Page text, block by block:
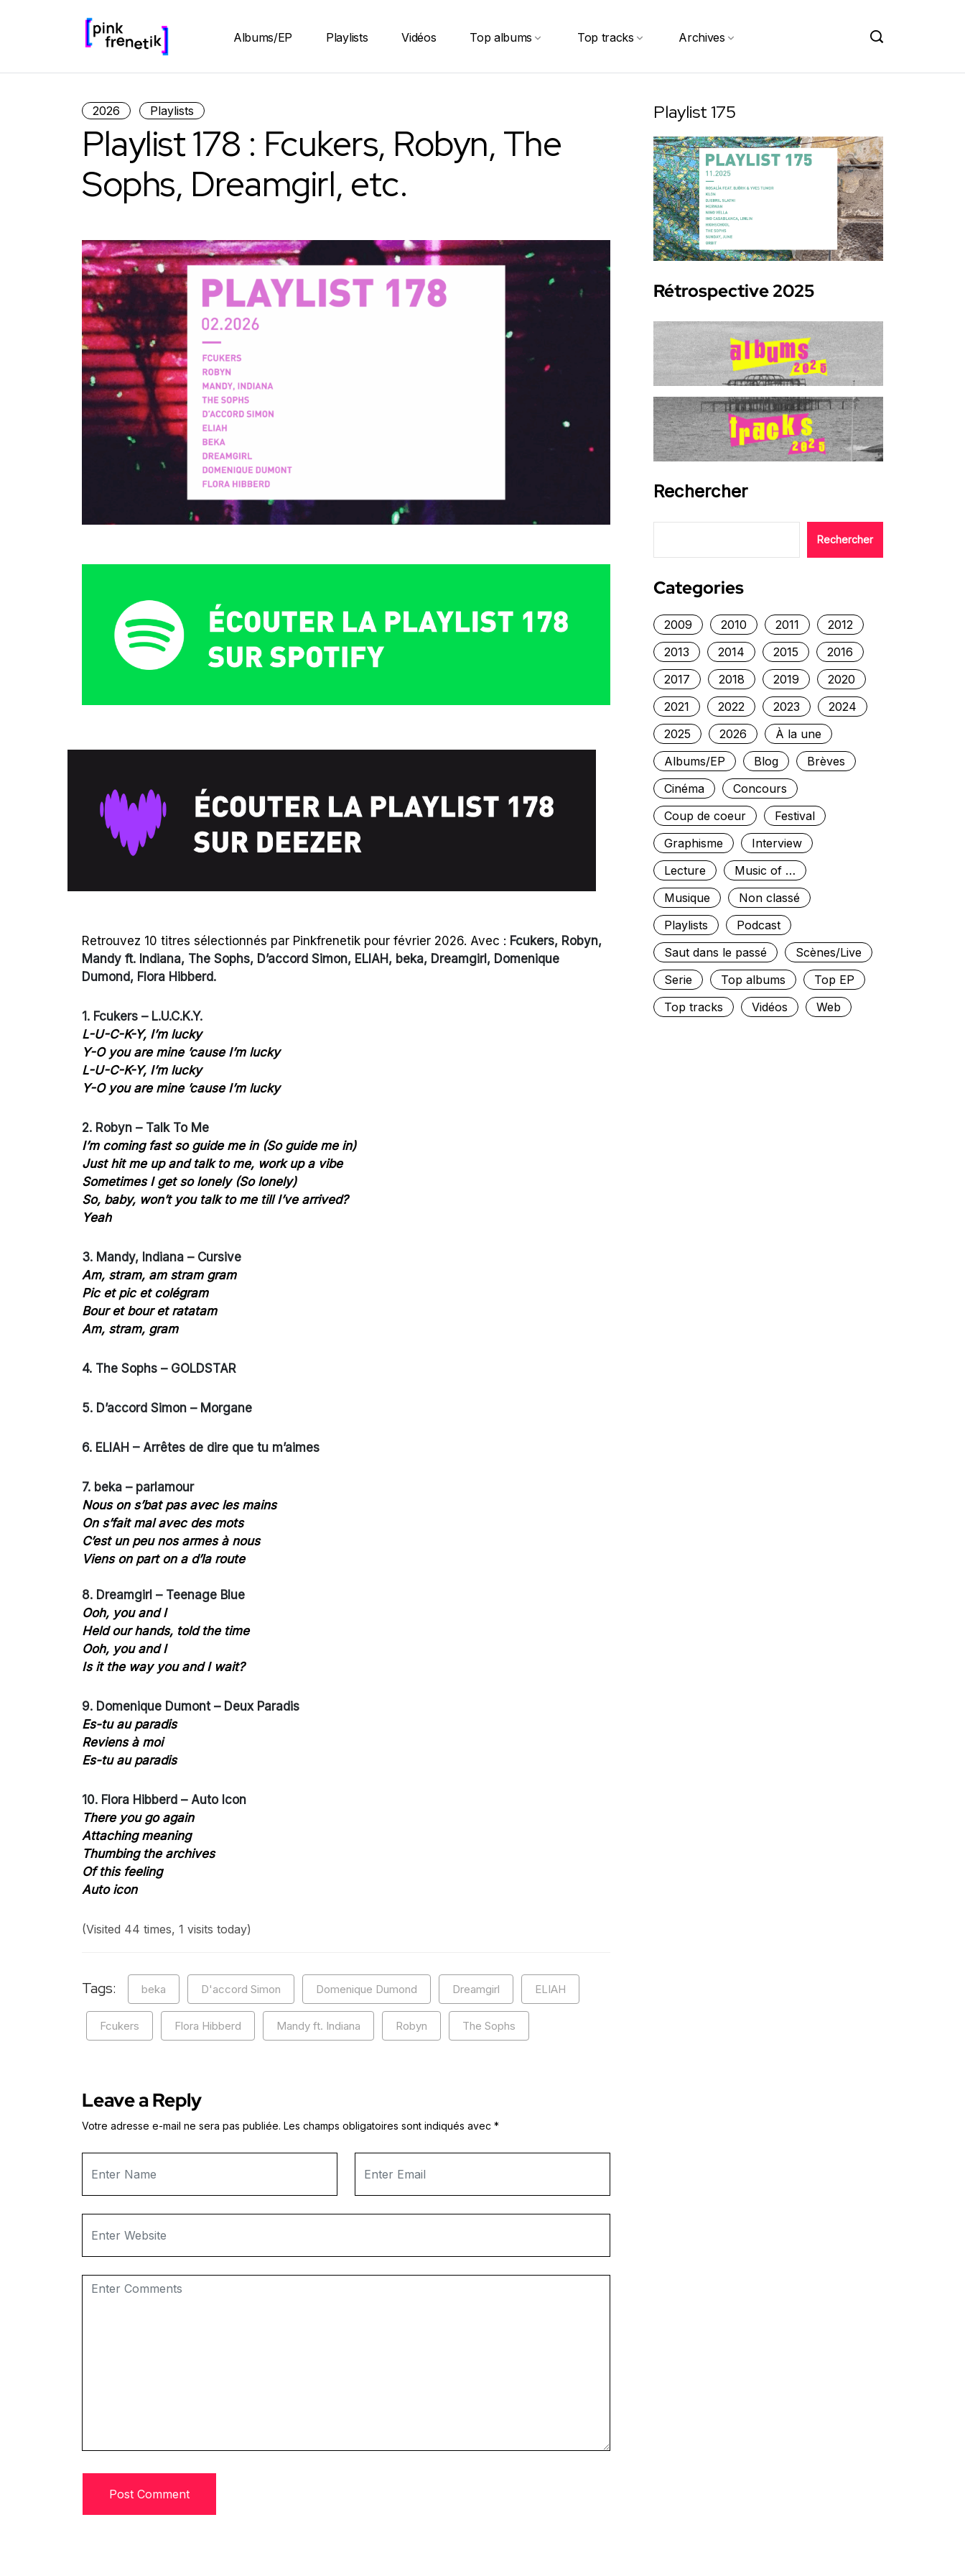
Albums/EP Playlists Vidéos Top albums Top tracks Archives
2026 Playlists
Playlist 178 : Fcukers, Robyn, The
Sophs, Dreamgirl, etc.
Retrouvez 10 titres sélectionnés par Pinkfrenetik pour février 2026. Avec : Fcukers, Robyn,
Mandy ft. Indiana, The Sophs, D’accord Simon, ELIAH, beka, Dreamgirl, Domenique
Dumond, Flora Hibberd.
1. Fcukers – L.U.C.K.Y.
L-U-C-K-Y, I’m lucky
Y-O you are mine ’cause I’m lucky
L-U-C-K-Y, I’m lucky
Y-O you are mine ’cause I’m lucky
2. Robyn – Talk To Me
I’m coming fast so guide me in (So guide me in)
Just hit me up and talk to me, work up a vibe
Sometimes I get so lonely (So lonely)
So, baby, won’t you talk to me till I’ve arrived?
Yeah
3. Mandy, Indiana – Cursive
Am, stram, am stram gram
Pic et pic et colégram
Bour et bour et ratatam
Am, stram, gram
4. The Sophs – GOLDSTAR
5. D’accord Simon – Morgane
6. ELIAH – Arrêtes de dire que tu m’aimes
7. beka – parlamour
Nous on s’bat pas avec les mains
On s’fait mal avec des mots
C’est un peu nos armes à nous
Viens on part on a d’la route
8. Dreamgirl – Teenage Blue
Ooh, you and I
Held our hands, told the time
Ooh, you and I
Is it the way you and I wait?
9. Domenique Dumont – Deux Paradis
Es-tu au paradis
Reviens à moi
Es-tu au paradis
10. Flora Hibberd – Auto Icon
There you go again
Attaching meaning
Thumbing the archives
Of this feeling
Auto icon
(Visited 44 times, 1 visits today)
Tags: beka D'accord Simon Domenique Dumond Dreamgirl ELIAH
Fcukers Flora Hibberd Mandy ft. Indiana Robyn The Sophs
Leave a Reply
Votre adresse e-mail ne sera pas publiée. Les champs obligatoires sont indiqués avec *
Playlist 175
Rétrospective 2025
Rechercher
Rechercher
Categories
2009 2010 2011
2012
2013
2014 2015
2016
2017
2018 2019
2020
2021
2022 2023
2024
2025
2026
À la une
Albums/EP
Blog
Brèves
Cinéma
Concours
Coup de coeur
Festival
Graphisme
Interview
Lecture
Music of …
Musique
Non classé
Playlists
Podcast
Saut dans le passé
Scènes/Live
Serie
Top albums
Top EP
Top tracks
Vidéos Web